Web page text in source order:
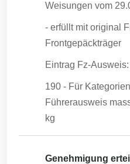
Weisungen vom
- erfüllt mit original
Frontgepäckträger
Eintrag Fz-Ausweis:
190 - Für
Führerausweis
kg
Genehmigung